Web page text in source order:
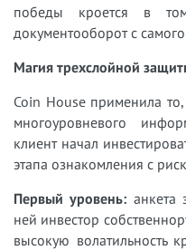
победы кроется в
документооборот с
Магия трехслойной
Coin House применила
многоуровневого
клиент начал
этапа ознакомления с
Первый уровень: анкета
ней инвестор
высокую волатильность